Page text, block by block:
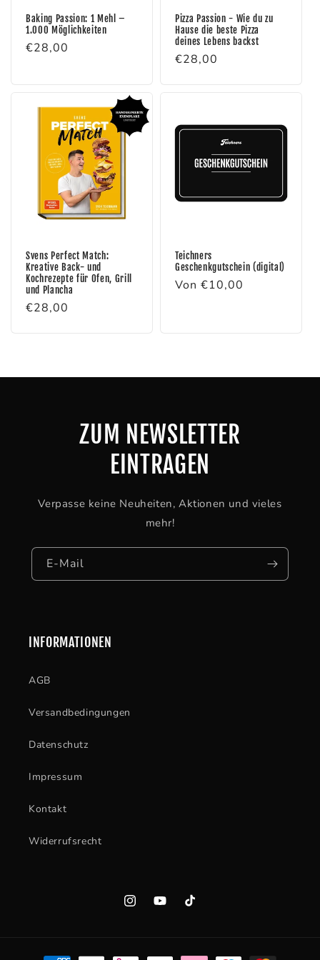
Baking Passion: 1 Mehl –
1.000 Möglichkeiten
Normaler
€28,00
Pizza Passion - Wie du zu
Hause die beste Pizza
deines Lebens backst
Normaler
€28,00
Svens Perfect Match:
Kreative Back- und
Kochrezepte für Ofen, Grill
und Plancha
Normaler
€28,00
Teichners
Geschenkgutschein (digital)
Normaler
Von €10,00
ZUM NEWSLETTER
EINTRAGEN
Verpasse keine Neuheiten, Aktionen und vieles
mehr!
E-Mail
INFORMATIONEN
AGB
Versandbedingungen
Datenschutz
Impressum
Kontakt
Widerrufsrecht
InstagramYouTubeTikTok
Zahlungsmethoden